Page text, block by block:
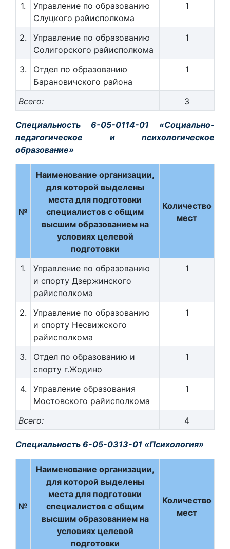
1.
Управление по образованию
Слуцкого райисполкома
1
2.
Управление по образованию
Солигорского райисполкома
1
3.
Отдел по образованию
Барановичского района
1
Всего: 3
Специальность 6-05-0114-01 «Социально-
педагогическое и психологическое
образование»
№
Наименование организации,
для которой выделены
места для подготовки
специалистов с общим
высшим образованием на
условиях целевой
подготовки
Количество
мест
1.
Управление по образованию
и спорту Дзержинского
райисполкома
1
2.
Управление по образованию
и спорту Несвижского
райисполкома
1
3.
Отдел по образованию и
спорту г.Жодино
1
4.
Управление образования
Мостовского райисполкома
1
Всего: 4
Специальность 6-05-0313-01 «Психология»
№
Наименование организации,
для которой выделены
места для подготовки
специалистов с общим
высшим образованием на
условиях целевой
подготовки
Количество
мест